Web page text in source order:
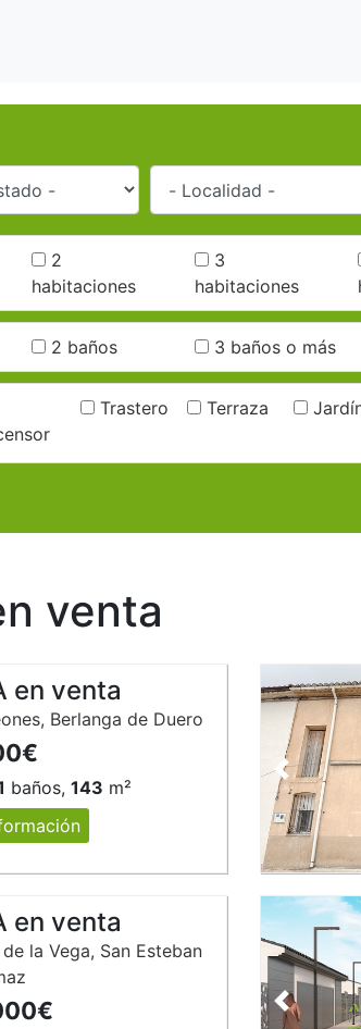
2
habitaciones
3
habitaciones
2 baños 3 baños o más
Trastero Terraza
venta
en venta
Berlanga de Duero
baños,143 m²
Anterior
en venta
la Vega, San Esteban
Anterior